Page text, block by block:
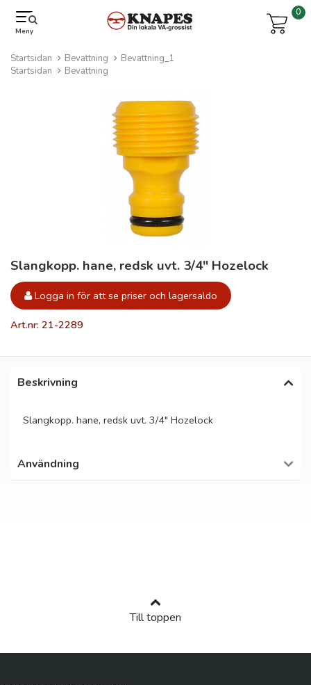
Meny
0
Startsidan Bevattning
Bevattning_1
Startsidan
Bevattning
Slangkopp. hane, redsk uvt. 3/4" Hozelock
Logga in för att se priser och lagersaldo
Art.nr: 21-2289
Beskrivning
Slangkopp. hane, redsk uvt. 3/4" Hozelock
Användning
Till toppen